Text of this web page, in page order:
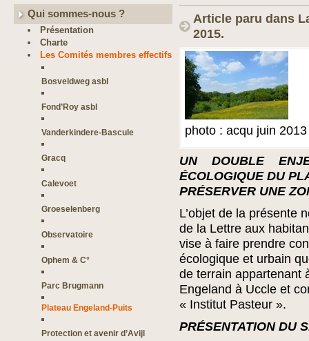
Qui sommes-nous ?
Présentation
Charte
Les Comités membres effectifs
Bosveldweg asbl
Fond’Roy asbl
Vanderkindere-Bascule
Gracq
Calevoet
Groeselenberg
Observatoire
Ophem & C°
Parc Brugmann
Plateau Engeland-Puits
Protection et avenir d’Avijl
Article paru dans
2015.
photo : acqu juin 2013
UN DOUBLE
ÉCOLOGIQUE DU
PRÉSERVER UNE
L’objet de la présente
de la Lettre aux
vise à faire prendre
écologique et urbain
de terrain appartenant
Engeland à Uccle et
« Institut Pasteur ».
PRÉSENTATION DU